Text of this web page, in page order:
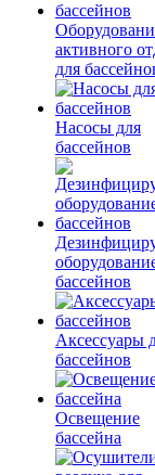
активного
для
Насосы для
бассейнов
бассейнов
Аксессуары
бассейнов
Освещение
бассейна